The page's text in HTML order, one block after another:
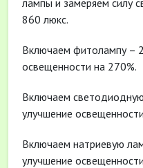
лампы и замеряем силу
860 люкс.
Включаем фитолампу –
освещенности на 270%.
Включаем
улучшение
Включаем натриевую
улучшение